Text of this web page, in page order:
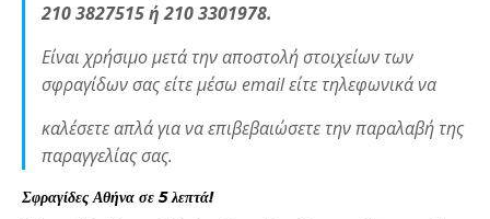
210 3827515 ή 210 3301978.
Είναι χρήσιμο μετά την αποστολή στοιχείων των
σφραγίδων σας είτε μέσω email είτε τηλεφωνικά να
καλέσετε απλά για να επιβεβαιώσετε την παραλαβή της
παραγγελίας σας.
Σφραγίδες Αθήνα σε 5 λεπτά!